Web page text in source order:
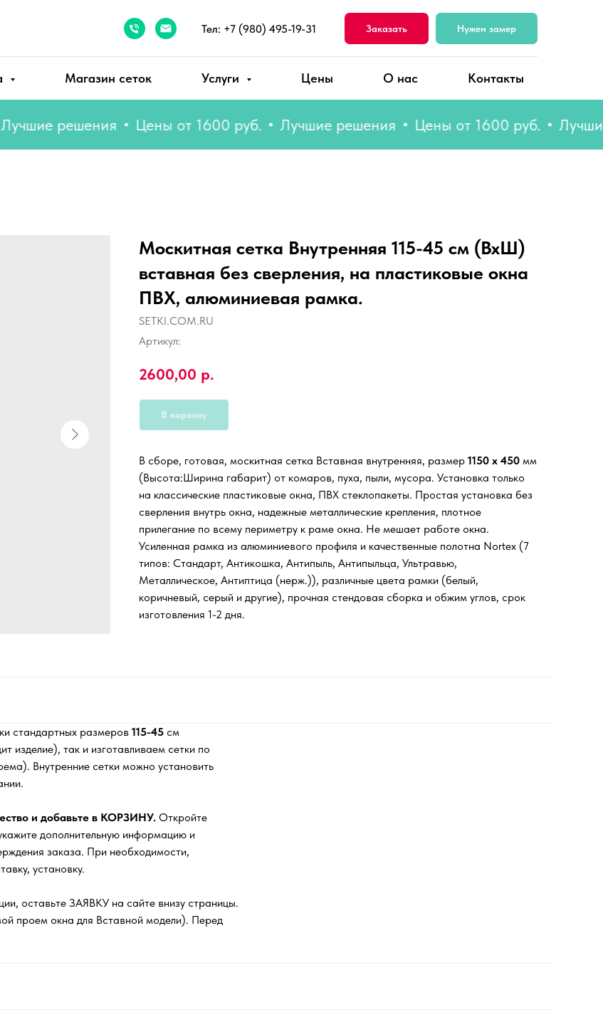
Тел: +7 (980) 495-19-31 Заказать Нужен замер
Магазин сеток Услуги Цены О нас Контакты
решения Цены от 1600 руб. Лучшие решения Цены от 1600 руб. Лучшие
Москитная сетка Внутренняя 115-45 см (ВхШ)
вставная без сверления, на пластиковые окна
ПВХ, алюминиевая рамка.
SETKI.COM.RU
Артикул:
2600,00 р.
В корзину
В сборе, готовая, москитная сетка Вставная внутренняя, размер 1150 х 450 мм
(Высота:Ширина габарит) от комаров, пуха, пыли, мусора. Установка только
на классические пластиковые окна, ПВХ стеклопакеты. Простая установка без
сверления внутрь окна, надежные металлические крепления, плотное
прилегание по всему периметру к раме окна. Не мешает работе окна.
Усиленная рамка из алюминиевого профиля и качественные полотна Nortex (7
типов: Стандарт, Антикошка, Антипыль, Антипыльца, Ультравью,
Металлическое, Антиптица (нерж.)), различные цвета рамки (белый,
коричневый, серый и другие), прочная стендовая сборка и обжим углов, срок
изготовления 1-2 дня.
стандартных размеров 115-45 см
изделие), так и изготавливаем сетки по
Внутренние сетки можно установить
и добавьте в КОРЗИНУ. Откройте
дополнительную информацию и
заказа. При необходимости,
установку.
оставьте ЗАЯВКУ на сайте внизу страницы.
проем окна для Вставной модели). Перед